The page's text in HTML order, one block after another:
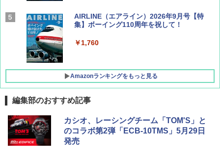
AIRLINE（エアライン）2026年9月号【特
集】ボーイング110周年を祝して！
￥1,760
Amazonランキングをもっと見る
D40 地球の歩き方 チェンマイ タイ北部の魅
力的な町 2026～2027 地球の歩き方D アジア
￥2,079
[キャンパーズコレクション 山善] ポップアッ
プテント 傘みたいに広げて畳める パッとサ
ッとサンシェード キューブ フルクローズ メ
ッシュ 簡単設置 ワンタッチテント キャンプ
GRANDOOR ステンレス保冷剤 2個セット 2
026リニューアル 急速冷凍 空間倍増 衛生的
コンパクト 保冷力長持ち
編集部のおすすめ記事
カシオ、レーシングチーム「TOM'S」と
のコラボ第2弾「ECB-10TMS」5月29日
発売